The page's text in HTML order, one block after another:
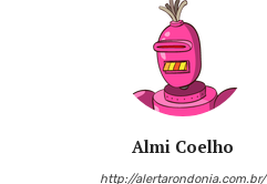
Almi Coelho
http://alertarondonia.com.br/